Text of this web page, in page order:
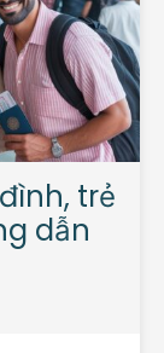
trẻ
dẫn